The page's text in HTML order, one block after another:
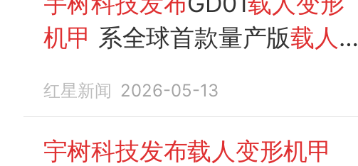
机甲 系全球首款量产版载人机
红星新闻 2026-05-13
宇树科技发布载人变形机甲